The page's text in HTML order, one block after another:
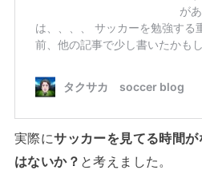
実際にサッカーを見てる時間
はないか？ と考えました。